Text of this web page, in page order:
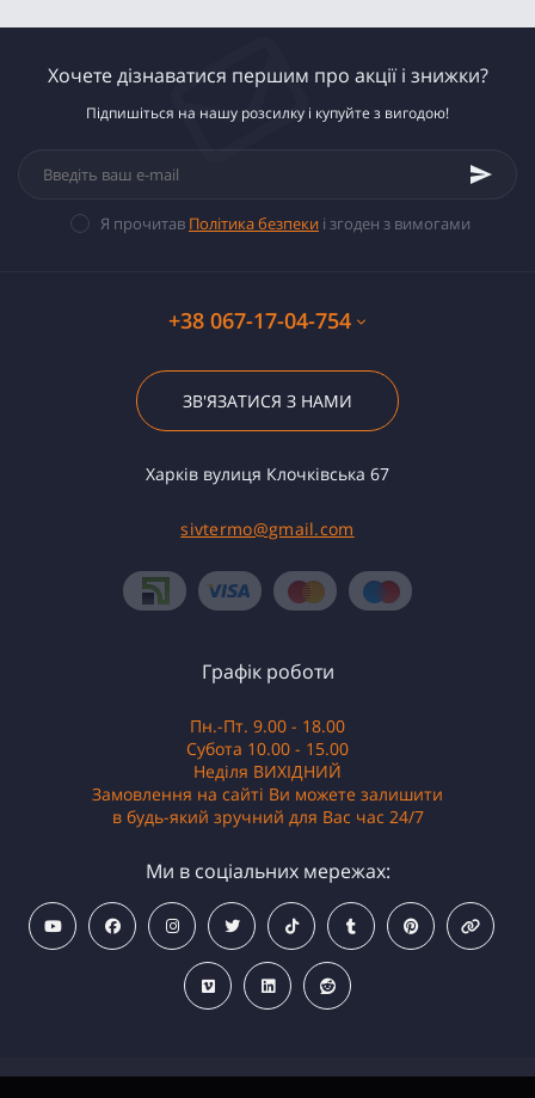
Хочете дізнаватися першим про акції і знижки?
Підпишіться на нашу розсилку і купуйте з вигодою!
Я прочитав Політика безпеки і згоден з вимогами
+38 067-17-04-754
ЗВ'ЯЗАТИСЯ З НАМИ
Харків вулиця Клочківська 67
sivtermo@gmail.com
Графік роботи
Пн.-Пт. 9.00 - 18.00
Субота 10.00 - 15.00
Неділя ВИХІДНИЙ
Замовлення на сайті Ви можете залишити
в будь-який зручний для Вас час 24/7
Ми в соціальних мережах: